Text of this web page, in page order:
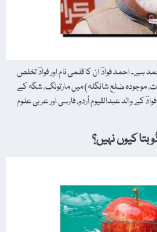
ہے۔ احمد فوادؔ ان کا قلمی نام اور فوادؔ تخلص
موجودہ ضلع شانگلہ) میں مارتونگ، شگہ کے
پیدا ہوئے۔ فوادؔ کے والد عبدالقیوم اُردو، فارسی اور عربی علوم
کیوں نہیں؟